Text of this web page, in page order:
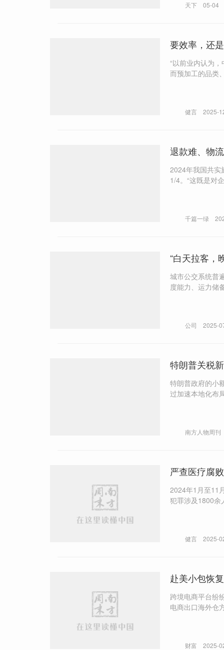
天下 05-04
要效率，还
“以前业内认为
而预加工的品类、程
健言 2025-
退款难、物
2024年我国共实
1/4。“这既是对企业能
千篇一绿
“白天拉客，
城市公交系统普遍
度能力、运力储备
公司 2025-
特朗普关税
特朗普政府的小
过加速本地化布局
南方人物周刊
严查医疗腐
2024年1月至11
犯罪涉及1800余人。 根据惯例，药企与配送企业是在集采中标之后再签订的配送合同。因此如
健言 2025-
赴美小包恢
跨境电商平台纷纷在
电商出口海外仓
财富 2025-